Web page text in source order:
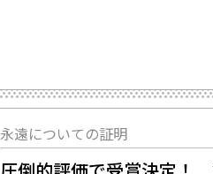
永遠についての証明